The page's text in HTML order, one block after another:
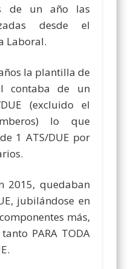
de un año las
desde el
Laboral.
la plantilla de
contaba de un
(excluido el
lo que
1 ATS/DUE por
2015, quedaban
jubilándose en
más,
PARA TODA